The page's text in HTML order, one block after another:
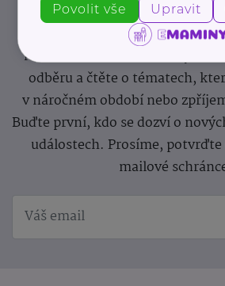
Pravidelný přísun novinek,
podpora pro rodiče i sdílení
Newsletter webu eMaminy.cz.
odběru a čtěte o tématech,
v náročném období nebo
Buďte první, kdo se dozví o
událostech. Prosíme,
mailové
Povolit vše Upravit